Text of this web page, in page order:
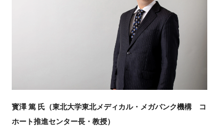
寳澤 篤 氏（東北大学東北メディカル・メガバンク機構 コ
ホート推進センター長・教授）